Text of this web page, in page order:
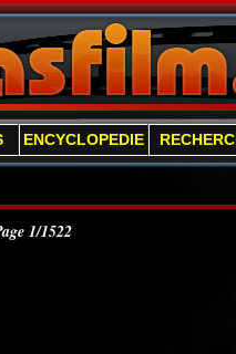
ENCYCLOPEDIE
1/1522